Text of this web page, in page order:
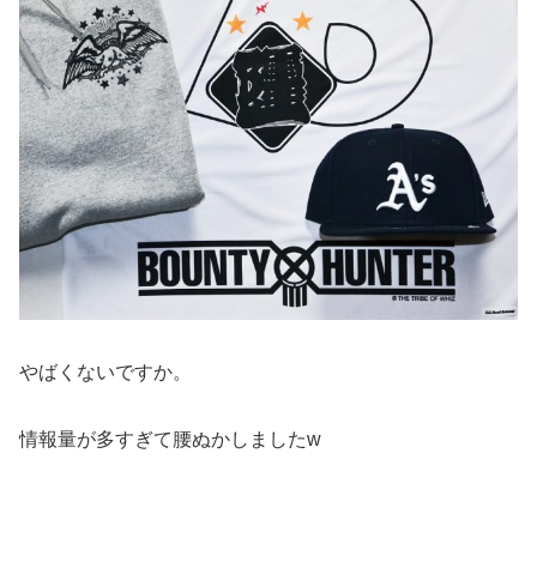
やばくないですか。
情報量が多すぎて腰ぬかしましたw